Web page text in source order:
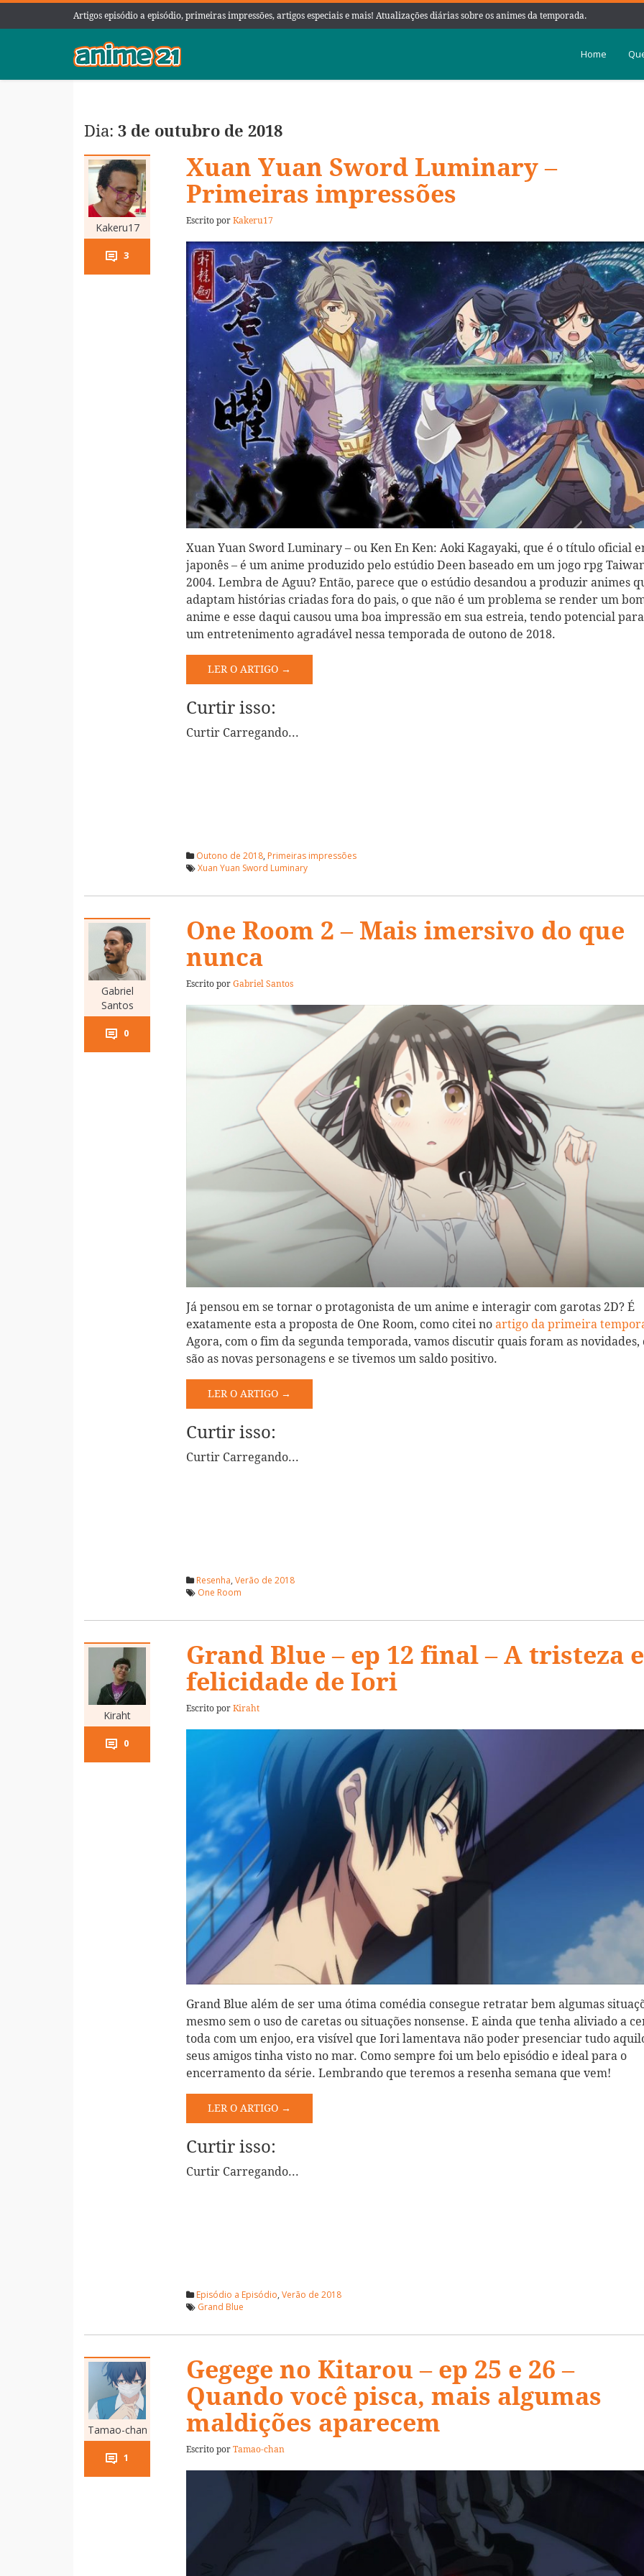
Artigos episódio a episódio, primeiras impressões, artigos especiais e mais! Atualizações diárias sobre os animes da temporada.
Home
Dia: 3 de outubro de 2018
Kakeru17
3
Xuan Yuan Sword Luminary –
Primeiras impressões
Escrito porKakeru17
Xuan Yuan Sword Luminary – ou Ken En Ken: Aoki Kagayaki, que é o título oficial
japonês – é um anime produzido pelo estúdio Deen baseado em um jogo rpg
2004. Lembra de Aguu? Então, parece que o estúdio desandou a produzir animes
adaptam histórias criadas fora do pais, o que não é um problema se render um
anime e esse daqui causou uma boa impressão em sua estreia, tendo potencial
um entretenimento agradável nessa temporada de outono de 2018.
LER O ARTIGO →
Curtir isso:
Curtir Carregando...
Outono de 2018, Primeiras impressões
Xuan Yuan Sword Luminary
Gabriel
Santos
0
One Room 2 – Mais imersivo do que
nunca
Escrito porGabriel Santos
Já pensou em se tornar o protagonista de um anime e interagir com garotas 2D? É
exatamente esta a proposta de One Room, como citei noartigo da primeira
Agora, com o fim da segunda temporada, vamos discutir quais foram as novidades,
são as novas personagens e se tivemos um saldo positivo.
LER O ARTIGO →
Curtir isso:
Curtir Carregando...
Resenha,Verão de 2018
One Room
Kiraht
0
Grand Blue – ep 12 final – A tristeza
felicidade de Iori
Escrito porKiraht
Grand Blue além de ser uma ótima comédia consegue retratar bem algumas
mesmo sem o uso de caretas ou situações nonsense. E ainda que tenha aliviado a
toda com um enjoo, era visível que Iori lamentava não poder presenciar tudo
seus amigos tinha visto no mar. Como sempre foi um belo episódio e ideal para o
encerramento da série. Lembrando que teremos a resenha semana que vem!
LER O ARTIGO →
Curtir isso:
Curtir Carregando...
Episódio a Episódio,Verão de 2018
Grand Blue
Tamao-chan
1
Gegege no Kitarou – ep 25 e 26 –
Quando você pisca, mais algumas
maldições aparecem
Escrito porTamao-chan